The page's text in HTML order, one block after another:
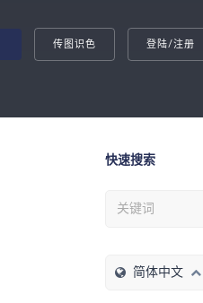
传图识色 登陆/注册
快速搜索
简体中文